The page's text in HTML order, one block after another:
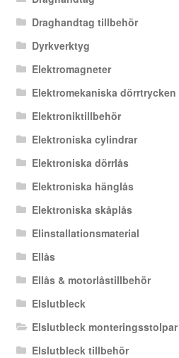
Draghandtag tillbehör
Dyrkverktyg
Elektromagneter
Elektromekaniska dörrtrycken
Elektroniktillbehör
Elektroniska cylindrar
Elektroniska dörrlås
Elektroniska hänglås
Elektroniska skåplås
Elinstallationsmaterial
Ellås
Ellås & motorlåstillbehör
Elslutbleck
Elslutbleck monteringsstolpar
Elslutbleck tillbehör